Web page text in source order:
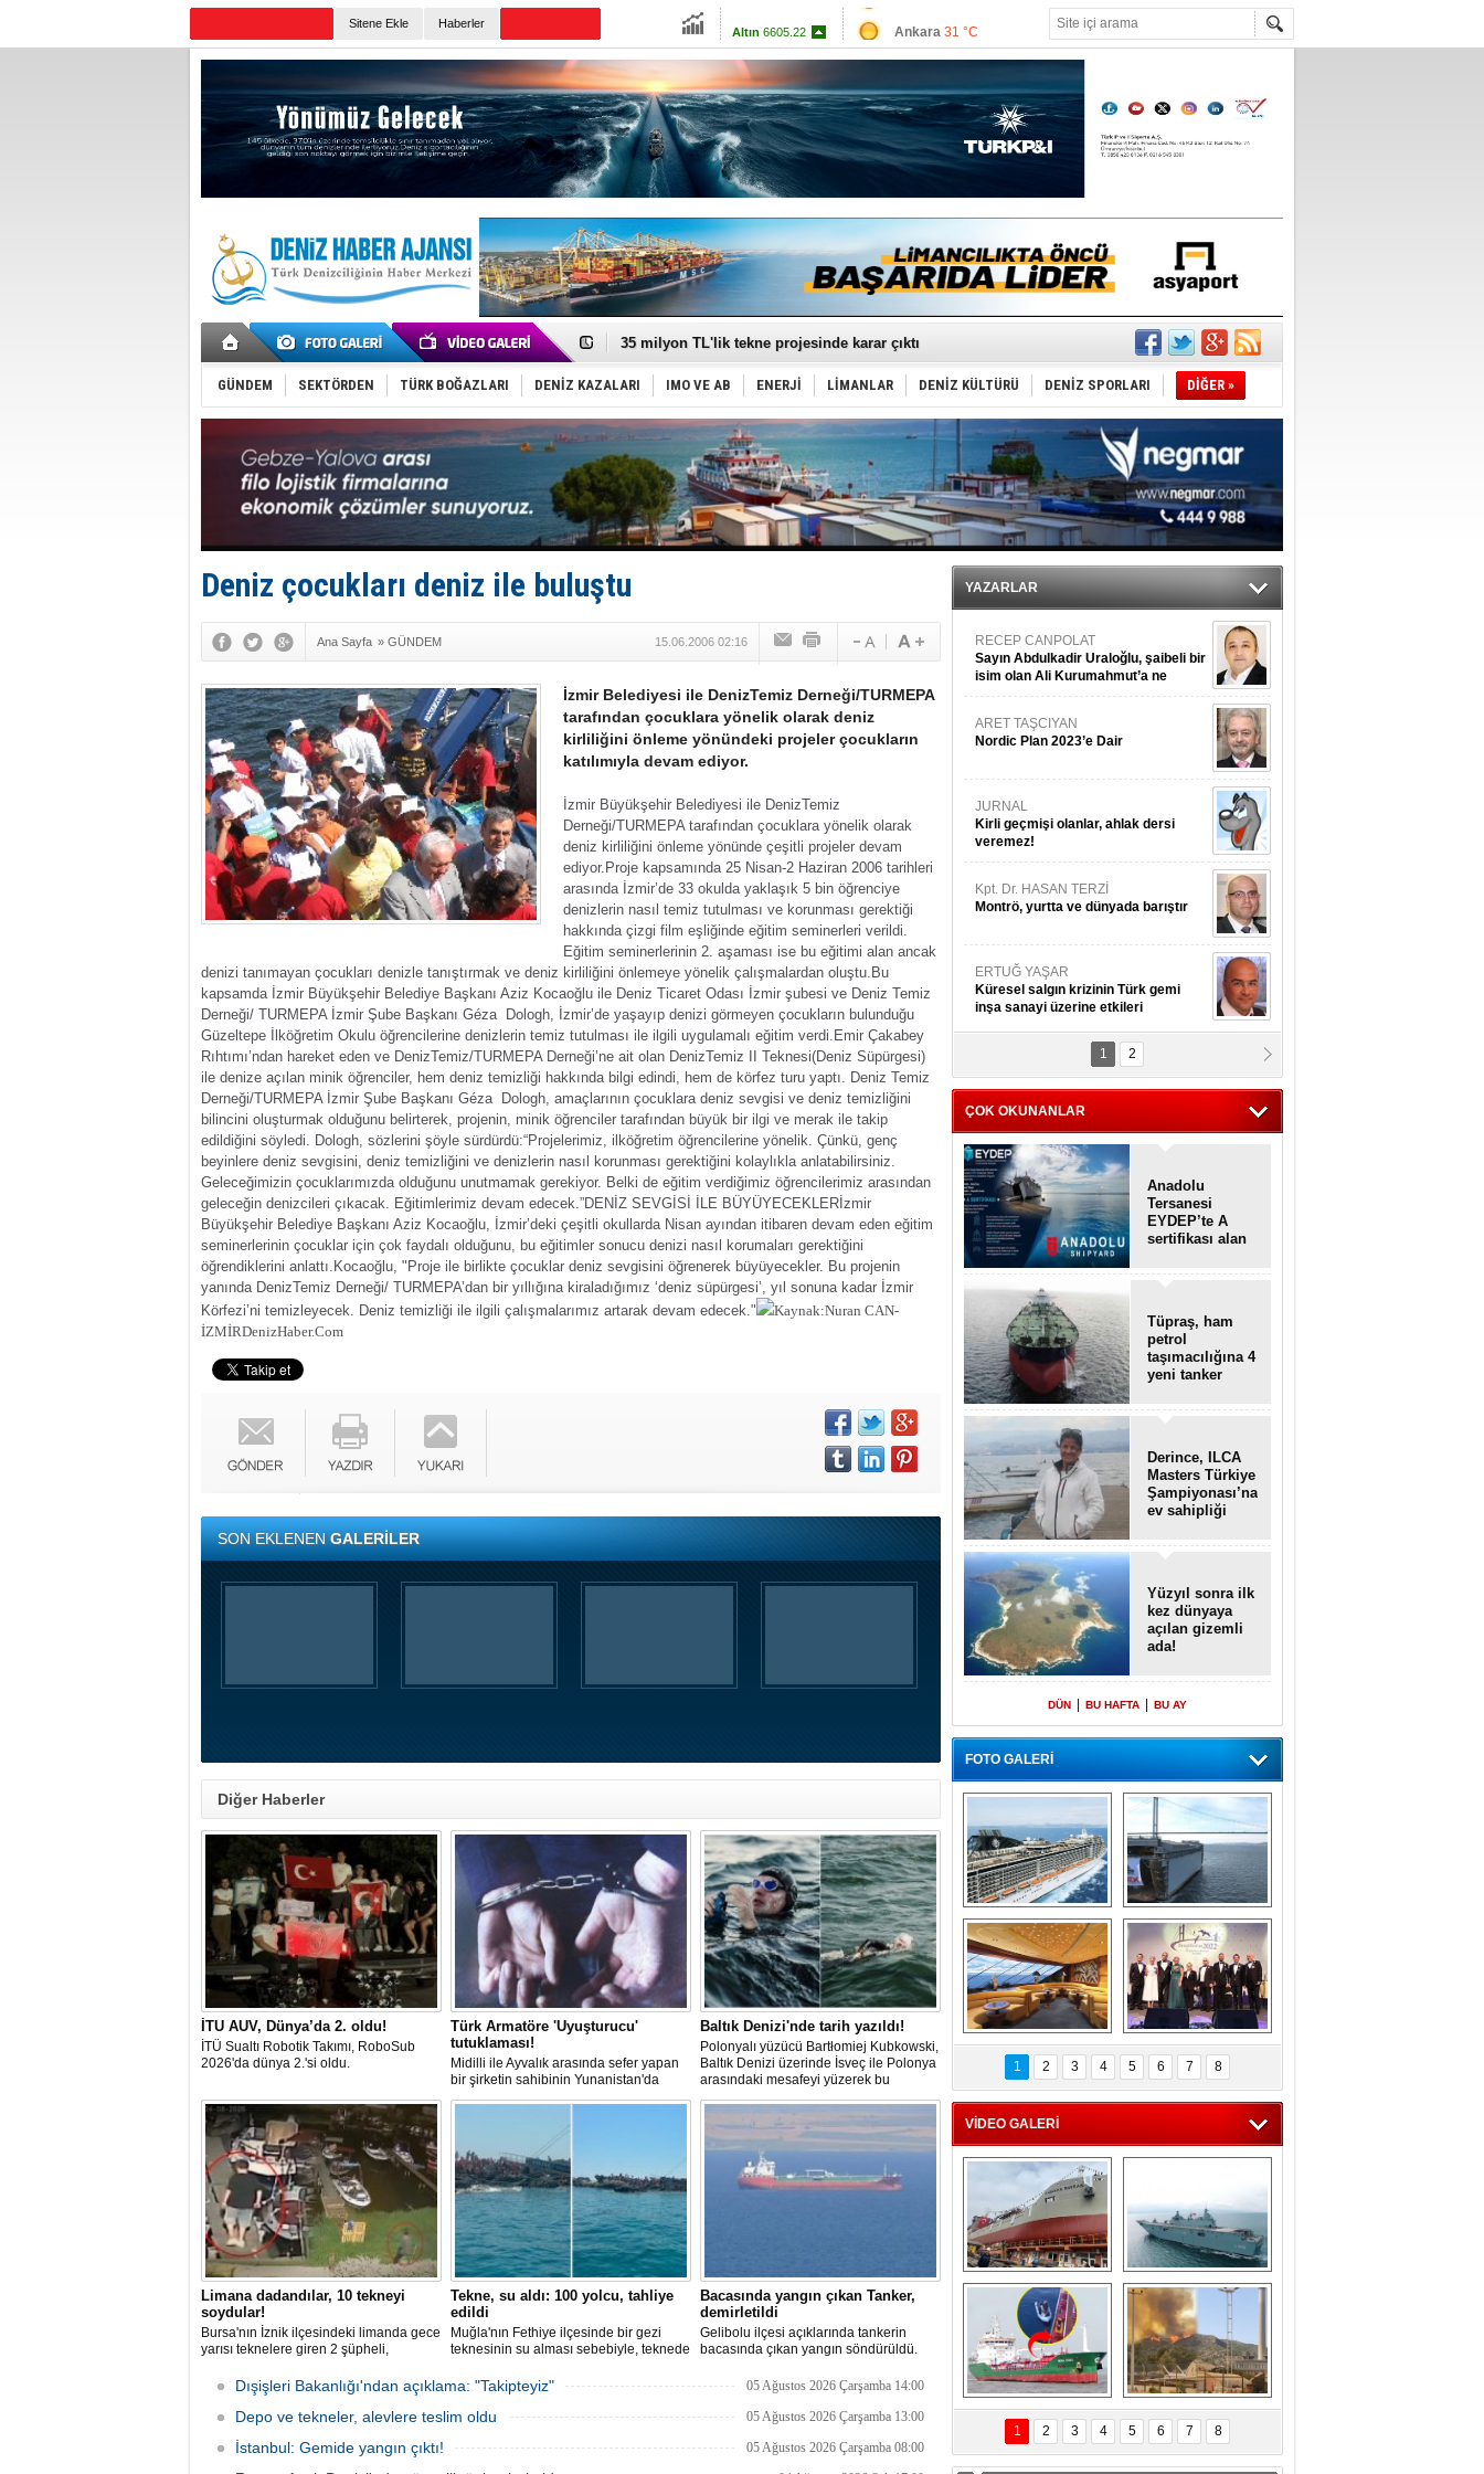
Sitene Ekle Haberler
Euro55.01
Ankara 31 °C
Antalya32 °C
Muğla 33 °C
Çanakkale 28 °C
DESE, BIMCO’ya katıldı
35 milyon TL'lik tekne projesinde karar çıktı
İnsansız cankurtaran ihalesini BlueForge kazandı
Yüzyıl sonra ilk kez dünyaya açılan gizemli ada!
Anadolu Tersanesi EYDEP’te A sertifikası alan ilk tersane oldu
Derince, ILCA Masters Türkiye Şampiyonası’na ev sahipliği yapacak
Tüpraş, ham petrol taşımacılığına 4 yeni tanker daha ekliyor
İTU AUV, Dünya’da 2. oldu!
LNG taşımacılığında maliyetler katlandı
PROYAD, yat mürettebatı için yurt dışı harcı için düzenleme istiyor
Türkiye-Irak enerji hattında yeni dönem başlıyor
Türk Armatöre 'Uyuşturucu' tutuklaması!
DÖDER, 28. Dönem Yönetim Kurulu Başkanını seçti!
GÜNDEM SEKTÖRDEN TÜRK BOĞAZLARI DENİZ KAZALARI IMO VE AB ENERJİ LİMANLAR DENİZ KÜLTÜRÜ DENİZ SPORLARI DİĞER »
Deniz çocukları deniz ile buluştu
Ana Sayfa » GÜNDEM 15.06.2006 02:16
İzmir Belediyesi ile DenizTemiz Derneği/TURMEPA
tarafından çocuklara yönelik olarak deniz
kirliliğini önleme yönündeki projeler çocukların
katılımıyla devam ediyor.
İzmir Büyükşehir Belediyesi ile DenizTemiz
Derneği/TURMEPA tarafından çocuklara yönelik olarak
deniz kirliliğini önleme yönünde çeşitli projeler devam
ediyor. Proje kapsamında 25 Nisan-2 Haziran 2006 tarihleri
arasında İzmir’de 33 okulda yaklaşık 5 bin öğrenciye
denizlerin nasıl temiz tutulması ve korunması gerektiği
hakkında çizgi film eşliğinde eğitim seminerleri verildi.
Eğitim seminerlerinin 2. aşaması ise bu eğitimi alan ancak
denizi tanımayan çocukları denizle tanıştırmak ve deniz kirliliğini önlemeye yönelik çalışmalardan oluştu. Bu
kapsamda İzmir Büyükşehir Belediye Başkanı Aziz Kocaoğlu ile Deniz Ticaret Odası İzmir şubesi ve Deniz Temiz
Derneği/ TURMEPA İzmir Şube Başkanı Géza Dologh, İzmir’de yaşayıp denizi görmeyen çocukların bulunduğu
Güzeltepe İlköğretim Okulu öğrencilerine denizlerin temiz tutulması ile ilgili uygulamalı eğitim verdi. Emir Çakabey
Rıhtımı’ndan hareket eden ve DenizTemiz/TURMEPA Derneği’ne ait olan DenizTemiz II Teknesi(Deniz Süpürgesi)
ile denize açılan minik öğrenciler, hem deniz temizliği hakkında bilgi edindi, hem de körfez turu yaptı. Deniz Temiz
Derneği/TURMEPA İzmir Şube Başkanı Géza Dologh, amaçlarının çocuklara deniz sevgisi ve deniz temizliğini
bilincini oluşturmak olduğunu belirterek, projenin, minik öğrenciler tarafından büyük bir ilgi ve merak ile takip
edildiğini söyledi. Dologh, sözlerini şöyle sürdürdü:“Projelerimiz, ilköğretim öğrencilerine yönelik. Çünkü, genç
beyinlere deniz sevgisini, deniz temizliğini ve denizlerin nasıl korunması gerektiğini kolaylıkla anlatabilirsiniz.
Geleceğimizin çocuklarımızda olduğunu unutmamak gerekiyor. Belki de eğitim verdiğimiz öğrencilerimiz arasından
geleceğin denizcileri çıkacak. Eğitimlerimiz devam edecek.”DENİZ SEVGİSİ İLE BÜYÜYECEKLER İzmir
Büyükşehir Belediye Başkanı Aziz Kocaoğlu, İzmir’deki çeşitli okullarda Nisan ayından itibaren devam eden eğitim
seminerlerinin çocuklar için çok faydalı olduğunu, bu eğitimler sonucu denizi nasıl korumaları gerektiğini
öğrendiklerini anlattı. Kocaoğlu, "Proje ile birlikte çocuklar deniz sevgisini öğrenerek büyüyecekler. Bu projenin
yanında DenizTemiz Derneği/ TURMEPA’dan bir yıllığına kiraladığımız ‘deniz süpürgesi’, yıl sonuna kadar İzmir
Körfezi’ni temizleyecek. Deniz temizliği ile ilgili çalışmalarımız artarak devam edecek."
Kaynak:Nuran CAN-
İZMİRDenizHaber.Com
SON EKLENENGALERİLER
Diğer Haberler
İTU AUV, Dünya’da 2. oldu!
İTÜ Sualtı Robotik Takımı, RoboSub
2026'da dünya 2.'si oldu.
Türk Armatöre 'Uyuşturucu'
tutuklaması!
Midilli ile Ayvalık arasında sefer yapan
bir şirketin sahibinin Yunanistan'da
tutuklandığı bildirildi.
Baltık Denizi'nde tarih yazıldı!
Polonyalı yüzücü Bartłomiej Kubkowski,
Baltık Denizi üzerinde İsveç ile Polonya
arasındaki mesafeyi yüzerek bu
başarının ilk örneği olarak tarihe geçti.
Limana dadandılar, 10 tekneyi
soydular!
Bursa'nın İznik ilçesindeki limanda gece
yarısı teknelere giren 2 şüpheli,
çaldı. Olay, güvenlik kameralarına
yansıdı, tekne sahiplerinin ihbarıyla
jandarma inceleme başlattı.
Tekne, su aldı: 100 yolcu, tahliye
edildi
Muğla'nın Fethiye ilçesinde bir gezi
teknesinin su alması sebebiyle, teknede
teknenin batmaması için bölgede
kurtarma çalışması başlatıldı.
Bacasında yangın çıkan Tanker,
demirletildi
Gelibolu ilçesi açıklarında tankerin
bacasında çıkan yangın söndürüldü.
Sahası'na demirletildi.
Dışişleri Bakanlığı'ndan açıklama: "Takipteyiz" 05 Ağustos 2026 Çarşamba 14:00
Depo ve tekneler, alevlere teslim oldu 05 Ağustos 2026 Çarşamba 13:00
İstanbul: Gemide yangın çıktı! 05 Ağustos 2026 Çarşamba 08:00
YAZARLAR
RECEP CANPOLAT
Sayın Abdulkadir Uraloğlu, şaibeli bir
isim olan Ali Kurumahmut’a ne
danışıyorsunuz?
ARET TAŞCIYAN
Nordic Plan 2023’e Dair
JURNAL
Kirli geçmişi olanlar, ahlak dersi
veremez!
Kpt. Dr. HASAN TERZİ
Montrö, yurtta ve dünyada barıştır
ERTUĞ YAŞAR
Küresel salgın krizinin Türk gemi
inşa sanayi üzerine etkileri
Kpt. MESUT AZMİ GÖKSOY
ithafen...
1 2
ÇOK OKUNANLAR
Anadolu
Tersanesi
EYDEP’te A
sertifikası alan
Tüpraş, ham
petrol
taşımacılığına 4
yeni tanker
Derince, ILCA
Masters Türkiye
Şampiyonası’na
ev sahipliği
Yüzyıl sonra ilk
kez dünyaya
açılan gizemli
ada!
DÜN BU HAFTA BU AY
FOTO GALERİ
“Gemi içinde gemi”
konsepti ile MSC
Splendida
Dünyada tek!
Denizaltı yüzer
havuzu intikal
seyrine başladı
MSC'den 55 milyon
euroluk turizm geliri
müjdesi
5. Bosphorus Ship
Brokers Dinner,
İstanbul’da yapıldı
1 2 3 4 5 6 7 8
VİDEO GALERİ
Çeksan Tersanesi,
Başaran Bayrak
tankerini suya
indirdi
TCG Anadolu,
tersane teknik
seyrini tamamladı
Göçmenlerin
imdadına Türk
sahipli MINA DENIZ
yetişti
Milas’taki yangın
yeniden termik
santrallere doğru
ilerliyor
1 2 3 4 5 6 7 8